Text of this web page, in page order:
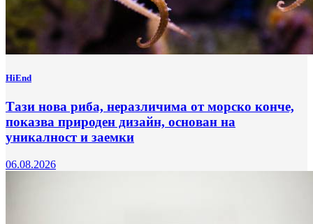
HiEnd
Тази нова риба, неразличима от морско конче,
показва природен дизайн, основан на
уникалност и заемки
06.08.2026